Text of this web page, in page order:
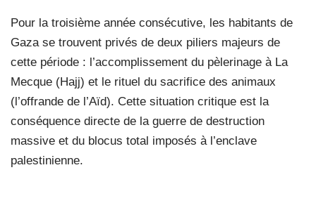
Pour la troisième année consécutive, les habitants de
Gaza se trouvent privés de deux piliers majeurs de
cette période : l’accomplissement du pèlerinage à La
Mecque (Hajj) et le rituel du sacrifice des animaux
(l’offrande de l’Aïd). Cette situation critique est la
conséquence directe de la guerre de destruction
massive et du blocus total imposés à l’enclave
palestinienne.